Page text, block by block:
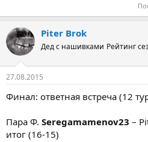
Piter Brok
Дед с нашивками Рейтинг
27.08.2015
Финал: ответная встреча (12
Пара Ф. Seregamamenov23 –
итог (16-15)